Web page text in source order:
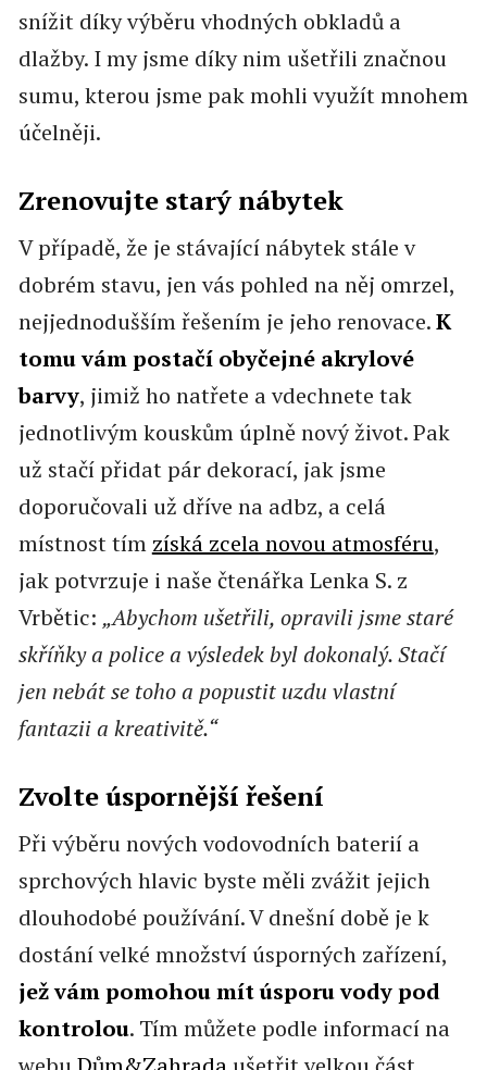
snížit díky výběru vhodných obkladů a
dlažby. I my jsme díky nim ušetřili značnou
sumu, kterou jsme pak mohli využít mnohem
účelněji.
Zrenovujte starý nábytek
V případě, že je stávající nábytek stále v
dobrém stavu, jen vás pohled na něj omrzel,
nejjednodušším řešením je jeho renovace.K
tomu vám postačí obyčejné akrylové
barvy, jimiž ho natřete a vdechnete tak
jednotlivým kouskům úplně nový život. Pak
už stačí přidat pár dekorací, jak jsme
doporučovali už dříve na adbz, a celá
místnost tím získá zcela novou atmosféru,
jak potvrzuje i naše čtenářka Lenka S. z
Vrbětic: „Abychom ušetřili, opravili jsme staré
skříňky a police a výsledek byl dokonalý. Stačí
jen nebát se toho a popustit uzdu vlastní
fantazii a kreativitě.“
Zvolte úspornější řešení
Při výběru nových vodovodních baterií a
sprchových hlavic byste měli zvážit jejich
dlouhodobé používání. V dnešní době je k
dostání velké množství úsporných zařízení,
jež vám pomohou mít úsporu vody pod
kontrolou. Tím můžete podle informací na